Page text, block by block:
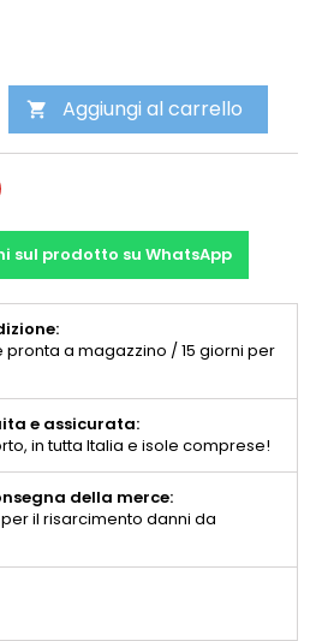
 Aggiungi al carrello
sul prodotto su WhatsApp
a magazzino / 15 giorni per
e assicurata:
in tutta Italia e isole comprese!
della merce:
il risarcimento danni da